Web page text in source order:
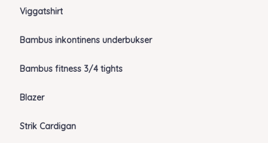
Viggatshirt
Bambus inkontinens underbukser
Bambus fitness 3/4 tights
Blazer
Strik Cardigan